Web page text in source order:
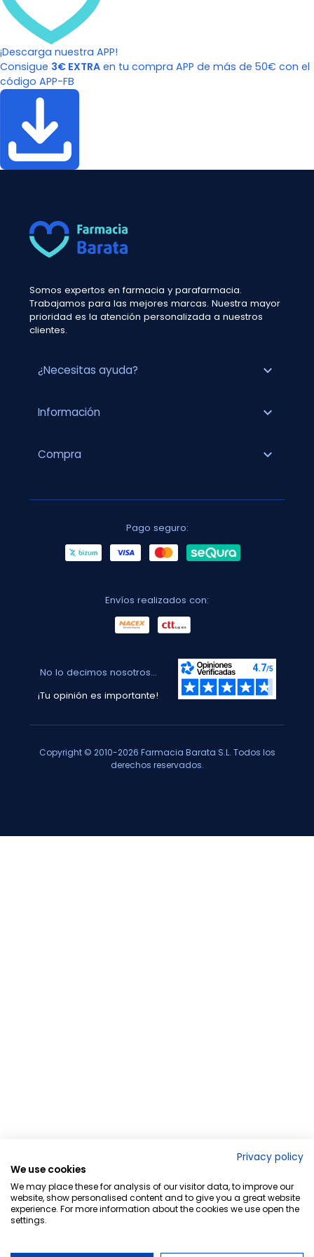
¡Descarga nuestra APP!
Consigue 3€ EXTRA en tu compra APP de más de 50€ con el
código APP-FB
Somos expertos en farmacia y parafarmacia.
Trabajamos para las mejores marcas. Nuestra mayor
prioridad es la atención personalizada a nuestros
clientes.
¿Necesitas ayuda? expand_more
Información expand_more
Compra expand_more
Pago seguro:
Envíos realizados con:
No lo decimos nosotros...
¡Tu opinión es importante!
Copyright © 2010-2026 Farmacia Barata S.L. Todos los
derechos reservados.
Privacy policy
We use cookies
We may place these for analysis of our visitor data, to improve our
website, show personalised content and to give you a great website
experience. For more information about the cookies we use open the
settings.